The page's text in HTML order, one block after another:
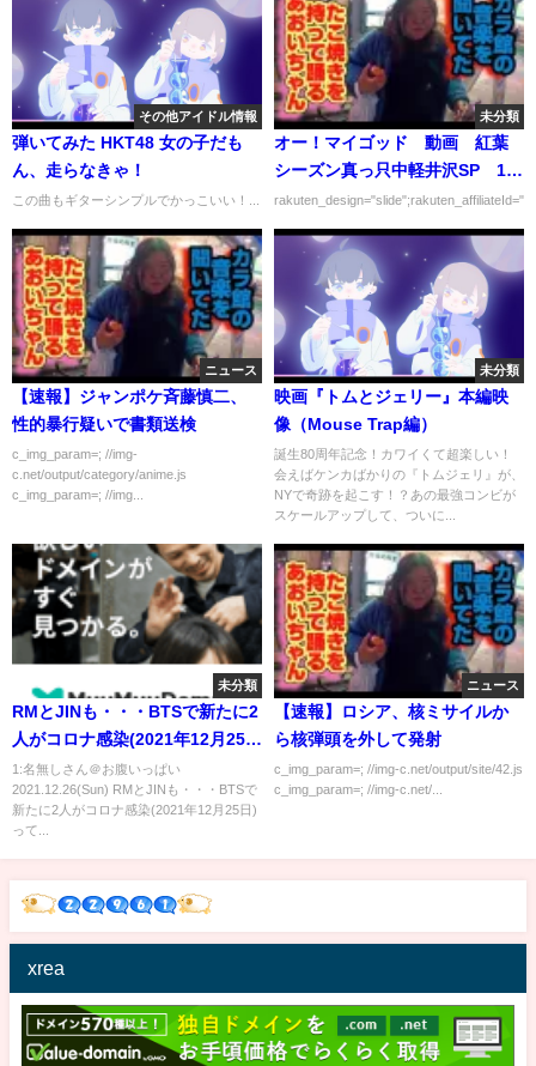
その他アイドル情報
弾いてみた HKT48 女の子だも
ん、走らなきゃ！
この曲もギターシンプルでかっこいい！...
未分類
オー！マイゴッド 動画 紅葉
シーズン真っ只中軽井沢SP 11
月16日
ニュース
【速報】ジャンポケ斉藤慎二、
性的暴行疑いで書類送検
c_img_param=; //img-
c.net/output/category/anime.js
c_img_param=; //img...
未分類
映画『トムとジェリー』本編映
像（Mouse Trap編）
誕生80周年記念！カワイくて超楽しい！
会えばケンカばかりの『トムジェリ』が、
NYで奇跡を起こす！？あの最強コンビが
スケールアップして、ついに...
未分類
RMとJINも・・・BTSで新たに2
人がコロナ感染(2021年12月25
日)
1:名無しさん＠お腹いっぱい
2021.12.26(Sun) RMとJINも・・・BTSで
新たに2人がコロナ感染(2021年12月25日)
って...
ニュース
【速報】ロシア、核ミサイルか
ら核弾頭を外して発射
c_img_param=; //img-c.net/output/site/42.js
c_img_param=; //img-c.net/...
xrea